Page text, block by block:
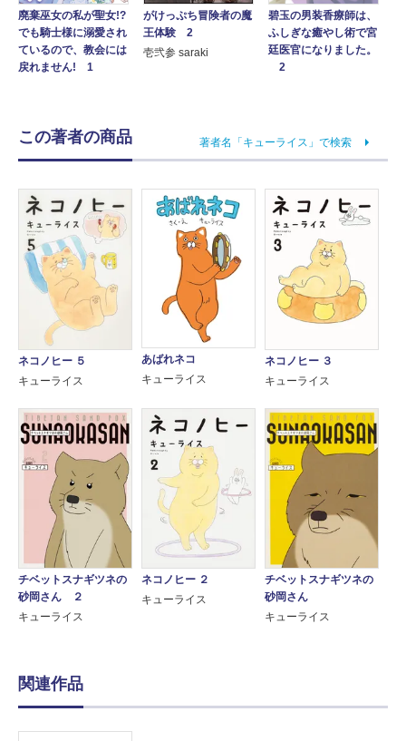
廃棄巫女の私が聖女!?
でも騎士様に溺愛され
ているので、教会には
戻れません! 1
がけっぷち冒険者の魔
王体験 2
壱弐参 saraki
碧玉の男装香療師は、
ふしぎな癒やし術で宮
廷医官になりました。
2
この著者の商品 著者名「キューライス」で検索
ネコノヒー ５
キューライス
あばれネコ
キューライス
ネコノヒー ３
キューライス
チベットスナギツネの
砂岡さん ２
キューライス
ネコノヒー ２
キューライス
チベットスナギツネの
砂岡さん
キューライス
関連作品